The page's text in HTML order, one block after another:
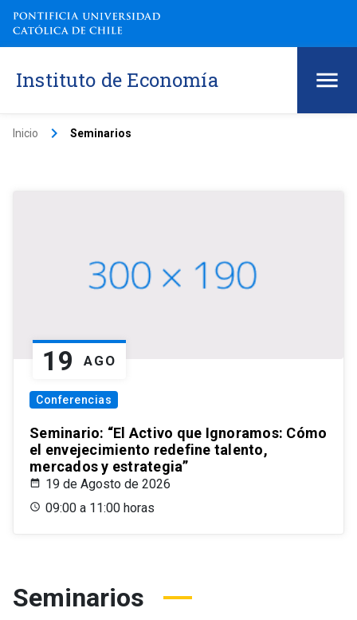
Instituto de Economía
Inicio keyboard_arrow_right Seminarios
19 AGO
Conferencias
Seminario: “El Activo que Ignoramos: Cómo
el envejecimiento redefine talento,
mercados y estrategia”
19 de Agosto de 2026
09:00 a 11:00 horas
Seminarios